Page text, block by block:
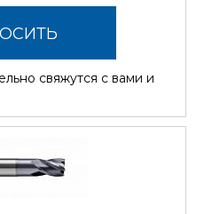
свяжутся с вами и